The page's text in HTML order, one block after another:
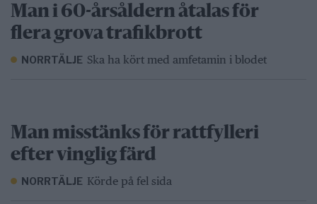
Man i 60-årsåldern åtalas för
flera grova trafikbrott
NORRTÄLJE Ska ha kört med amfetamin i blodet
Man misstänks för rattfylleri
efter vinglig färd
NORRTÄLJE Körde på fel sida